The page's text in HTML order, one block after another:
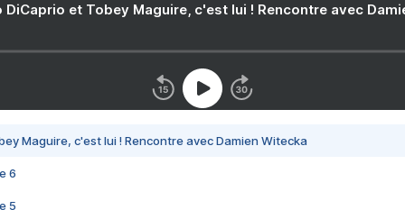
DiCaprio et Tobey Maguire, c'est lui ! Rencontre avec
Maguire, c'est lui ! Rencontre avec Damien Witecka
6
5